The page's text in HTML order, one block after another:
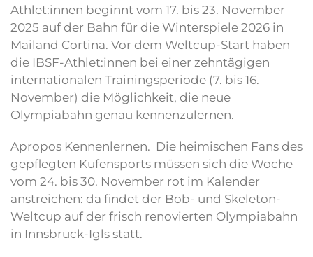
Athlet:innen beginnt vom 17. bis 23. November
2025 auf der Bahn für die Winterspiele 2026 in
Mailand Cortina. Vor dem Weltcup-Start haben
die IBSF-Athlet:innen bei einer zehntägigen
internationalen Trainingsperiode (7. bis 16.
November) die Möglichkeit, die neue
Olympiabahn genau kennenzulernen.
Apropos Kennenlernen. Die heimischen Fans des
gepflegten Kufensports müssen sich die Woche
vom 24. bis 30. November rot im Kalender
anstreichen: da findet der Bob- und Skeleton-
Weltcup auf der frisch renovierten Olympiabahn
in Innsbruck-Igls statt.